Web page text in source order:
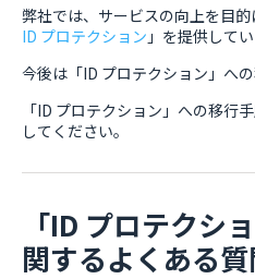
弊社では、サービスの向上を目
ID プロテクション 」を提供してい
今後は「ID プロテクション」へ
「ID プロテクション」への移行
してください。
「ID プロテクシ
関するよくある質